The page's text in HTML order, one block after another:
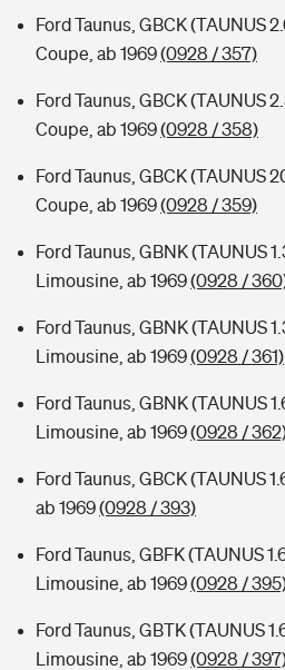
Ford Taunus, GBCK (TAUNUS
Coupe, ab 1969(0928 / 357)
Ford Taunus, GBCK (TAUNUS
Coupe, ab 1969(0928 / 358)
Ford Taunus, GBCK (TAUNUS
Coupe, ab 1969(0928 / 359)
Ford Taunus, GBNK (TAUNUS
Limousine, ab 1969(0928 /
Ford Taunus, GBNK (TAUNUS
Limousine, ab 1969(0928 / 361)
Ford Taunus, GBNK (TAUNUS
Limousine, ab 1969(0928 /
Ford Taunus, GBCK (TAUNUS
ab 1969(0928 / 393)
Ford Taunus, GBFK (TAUNUS
Limousine, ab 1969(0928 /
Ford Taunus, GBTK (TAUNUS
Limousine, ab 1969(0928 /